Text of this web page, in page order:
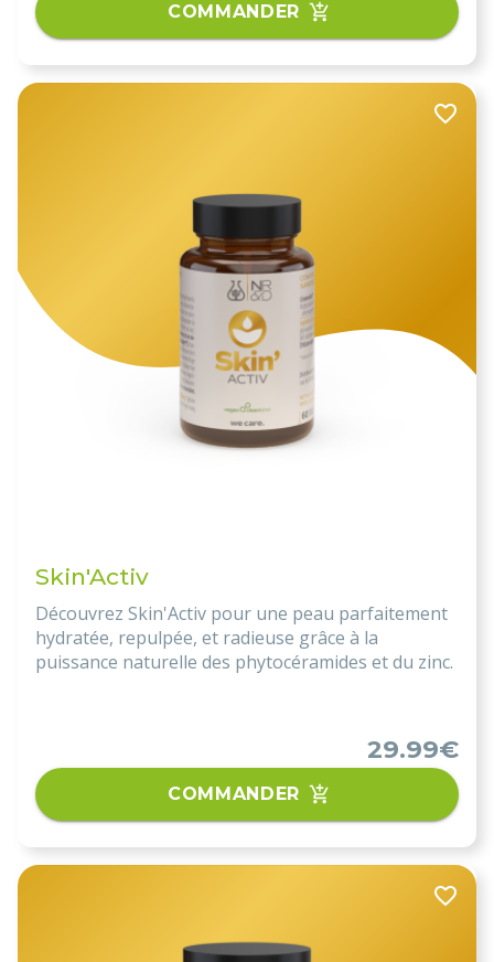
COMMANDER
Skin'Activ
Découvrez Skin'Activ pour une peau parfaitement
hydratée, repulpée, et radieuse grâce à la
puissance naturelle des phytocéramides et du zinc.
29.99€
COMMANDER